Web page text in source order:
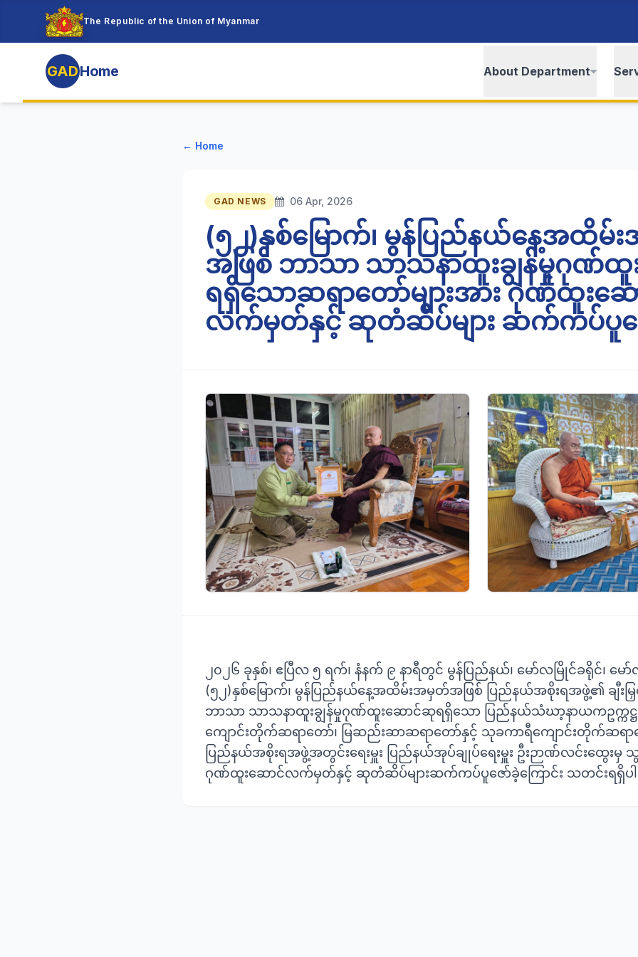
The Republic of the Union of Myanmar
GADHome About Department
← Home
GAD NEWS 06 Apr, 2026
(၅၂)နှစ်မြောက်၊ မွန်ပြည်နယ်နေ့အထိမ်
အဖြစ် ဘာသာ သာသနာထူးချွန်မှုဂုဏ်
ရရှိသောဆရာတော်များအား ဂုဏ်ထူးဆ
လက်မှတ်နှင့် ဆုတံဆိပ်များ ဆက်ကပ်ပူဇ
၂၀၂၆ ခုနှစ်၊ ဧပြီလ ၅ ရက်၊ နံနက် ၉ နာရီတွင် မွန်ပြည်နယ်၊ မော်လမြိုင်ခရိုင်၊ မေ
(၅၂)နှစ်မြောက်၊ မွန်ပြည်နယ်နေ့အထိမ်းအမှတ်အဖြစ် ပြည်နယ်အစိုးရအဖွဲ့၏ ချီး
ဘာသာ သာသနာထူးချွန်မှုဂုဏ်ထူးဆောင်ဆုရရှိသော ပြည်နယ်သံဃာ့နာယကဥက္
ကျောင်းတိုက်ဆရာတော်၊ မြဆည်းဆာဆရာတော်နှင့် သုခကာရီကျောင်းတိုက်ဆရာ
ပြည်နယ်အစိုးရအဖွဲ့အတွင်းရေးမှူး ပြည်နယ်အုပ်ချုပ်ရေးမှူး ဦးဉာဏ်လင်းထွေးမှ